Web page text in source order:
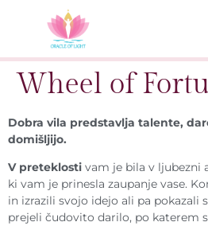
Wheel of
Dobra vila predstavlja talente,
domišljijo.
V preteklosti vam je bila v ljubezni
ki vam je prinesla zaupanje vase.
in izrazili svojo idejo ali pa pokazali
prejeli čudovito darilo, po katerem